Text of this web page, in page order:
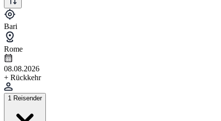
Bari
Rome
08.08.2026
+ Rückkehr
1 Reisender